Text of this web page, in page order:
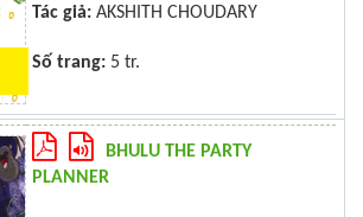
Tác giả: AKSHITH CHOUDARY
Số trang: 5 tr.
BHULU THE PARTY
PLANNER